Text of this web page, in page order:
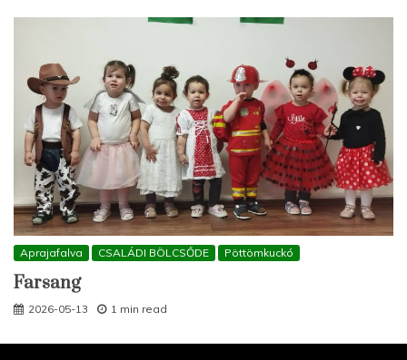
Aprajafalva CSALÁDI BÖLCSŐDE Pöttömkuckó
Farsang
2026-05-13 1 min read